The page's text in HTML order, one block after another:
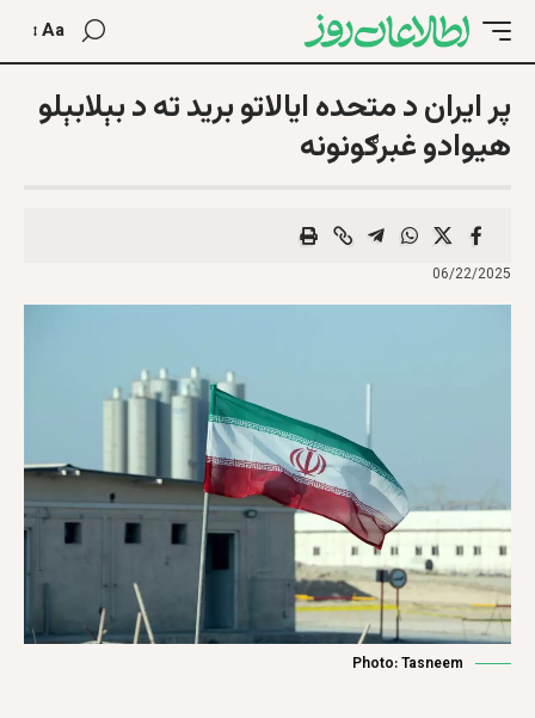
Aa
پر ایران د متحده ایالاتو برید ته د بېلابېلو
هیوادو غبرګونونه
06/22/2025
Photo: Tasneem